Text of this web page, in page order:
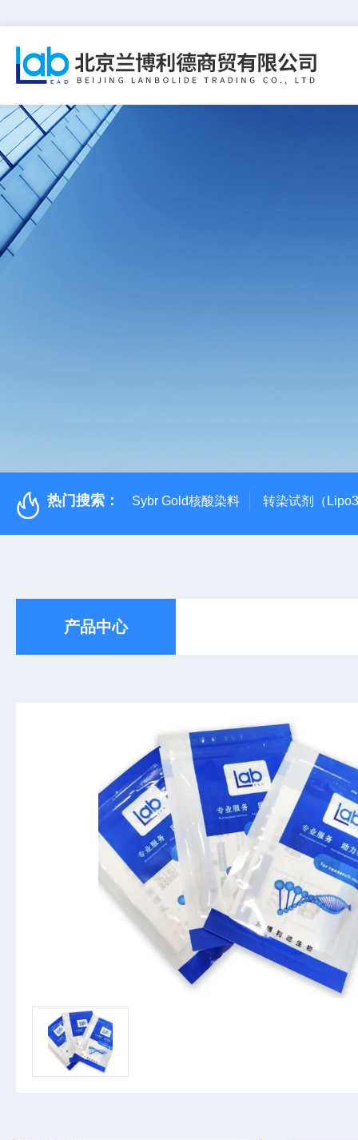
热门搜索： Sybr Gold核酸染料 转染试剂（
产品中心